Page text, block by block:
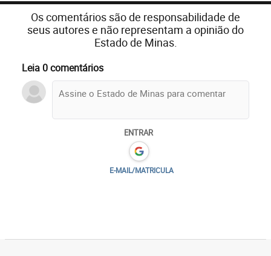
Os comentários são de responsabilidade de
seus autores e não representam a opinião do
Estado de Minas.
Leia 0 comentários
ENTRAR
E-MAIL/MATRICULA